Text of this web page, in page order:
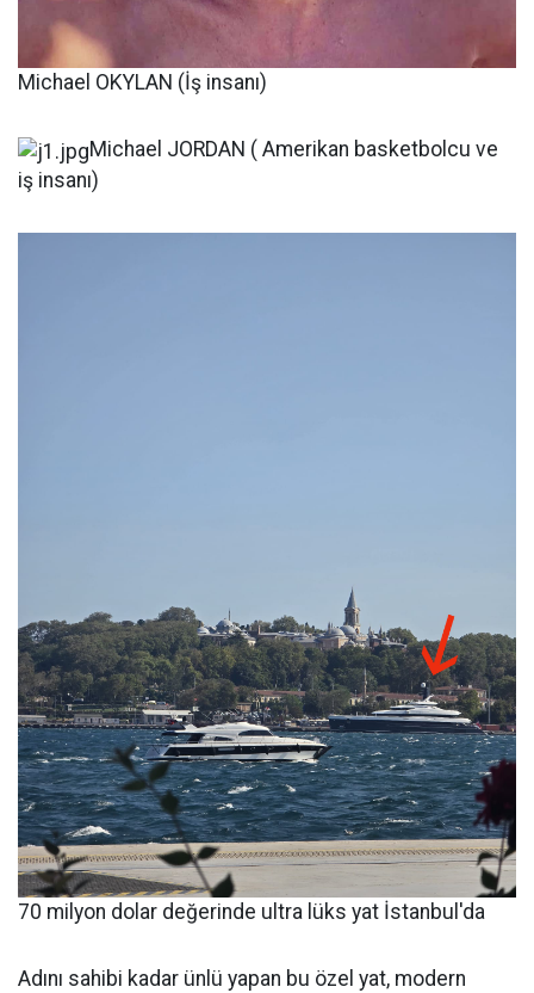
Michael OKYLAN (İş insanı)
Michael JORDAN ( Amerikan basketbolcu ve
iş insanı)
70 milyon dolar değerinde ultra lüks yat İstanbul'da
Adını sahibi kadar ünlü yapan bu özel yat, modern